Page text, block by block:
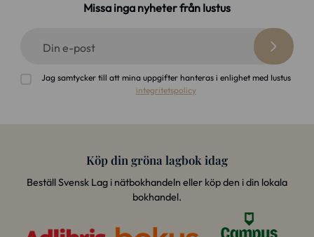
Missa inga nyheter från Iustus
Din e-post
Jag samtycker till att mina uppgifter hanteras i enlighet med Iustus
integritetspolicy
Köp din gröna lagbok idag
Beställ Svensk Lag i nätbokhandeln eller köp den i din lokala
bokhandel.